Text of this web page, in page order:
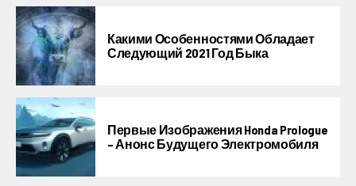
Какими Особенностями Обладает
Следующий 2021 Год Быка
Первые Изображения Honda Prologue
– Анонс Будущего Электромобиля